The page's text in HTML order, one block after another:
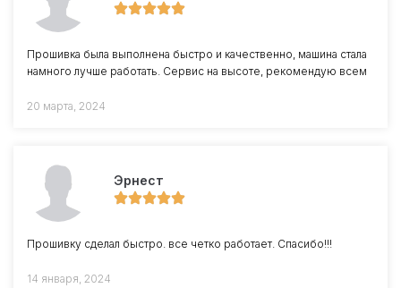
Прошивка была выполнена быстро и качественно, машина стала
намного лучше работать. Сервис на высоте, рекомендую всем
20 марта, 2024
Эрнест
Прошивку сделал быстро. все четко работает. Спасибо!!!
14 января, 2024